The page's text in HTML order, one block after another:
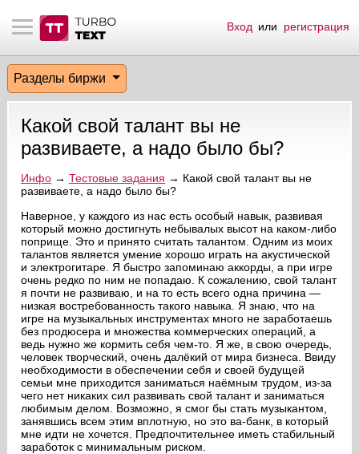
материалы
биржи
эфир
на сайте
пользователей
сообщения
по форуму
Вход или регистрация
Разделы биржи
Какой свой талант вы не
развиваете, а надо было бы?
Инфо→ Тестовые задания → Какой свой талант вы не
развиваете, а надо было бы?
Наверное, у каждого из нас есть особый навык, развивая
который можно достигнуть небывалых высот на каком-либо
поприще. Это и принято считать талантом. Одним из моих
талантов является умение хорошо играть на акустической
и электрогитаре. Я быстро запоминаю аккорды, а при игре
очень редко по ним не попадаю. К сожалению, свой талант
я почти не развиваю, и на то есть всего одна причина —
низкая востребованность такого навыка. Я знаю, что на
игре на музыкальных инструментах много не заработаешь
без продюсера и множества коммерческих операций, а
ведь нужно же кормить себя чем-то. Я же, в свою очередь,
человек творческий, очень далёкий от мира бизнеса. Ввиду
необходимости в обеспечении себя и своей будущей
семьи мне приходится заниматься наёмным трудом, из-за
чего нет никаких сил развивать свой талант и заниматься
любимым делом. Возможно, я смог бы стать музыкантом,
занявшись всем этим вплотную, но это ва-банк, в который
мне идти не хочется. Предпочтительнее иметь стабильный
заработок с минимальным риском.